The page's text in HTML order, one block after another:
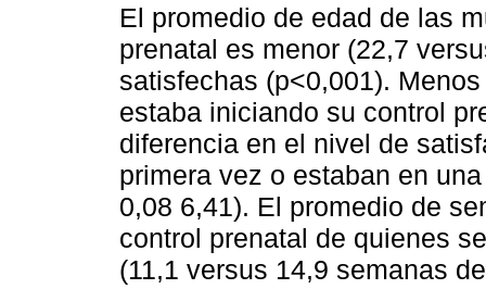
El promedio de edad de las
prenatal es menor (22,7
satisfechas (p<0,001).
estaba iniciando su control
diferencia en el nivel de
primera vez o estaban en
0,08 6,41). El promedio de
control prenatal de quienes
(11,1 versus 14,9 semanas